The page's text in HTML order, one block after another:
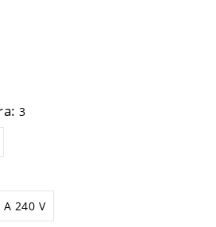
3
A 240 V